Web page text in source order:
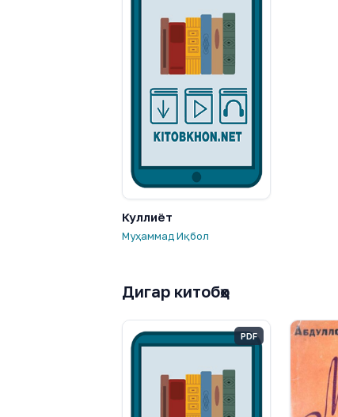
Куллиёт
Муҳаммад Иқбол
Дигар китобҳо
PDF